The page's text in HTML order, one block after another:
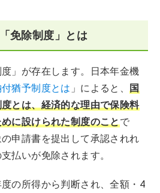
免除制度」とは
」が存在します。日本年金機
猶予制度とは 」によると、国
とは、経済的な理由で保険料
に設けられた制度のことで
申請書を提出して承認されれ
払いが免除されます。
の所得から判断され、全額・4